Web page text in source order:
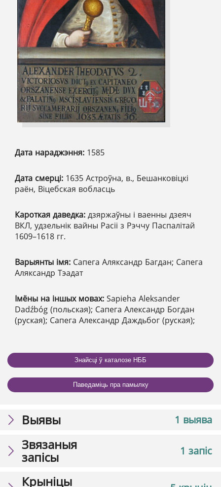
Дата нараджэння: 1585
Дата смерці: 1635 Астроўна, в., Бешанковіцкі
раён, Віцебская вобласць
Кароткая даведка: дзяржаўны і ваенны дзеяч
ВКЛ, удзельнік вайны Расіі з Рэччу Паспалітай
1609–1618 гг.
Варыянты імя: Сапега Аляксандр Багдан; Сапега
Аляксандр Тэадат
Імёны на іншых мовах: Sapieha Aleksander
Dadźbóg (польская); Сапега Александр Богдан
(руская); Сапега Александр Даждьбог (руская);
Знайсці ў каталозе НББ
Паведаміць пра памылку
1 выява
Выявы
1 запіс
Звязаныя
запісы
Крыніцы